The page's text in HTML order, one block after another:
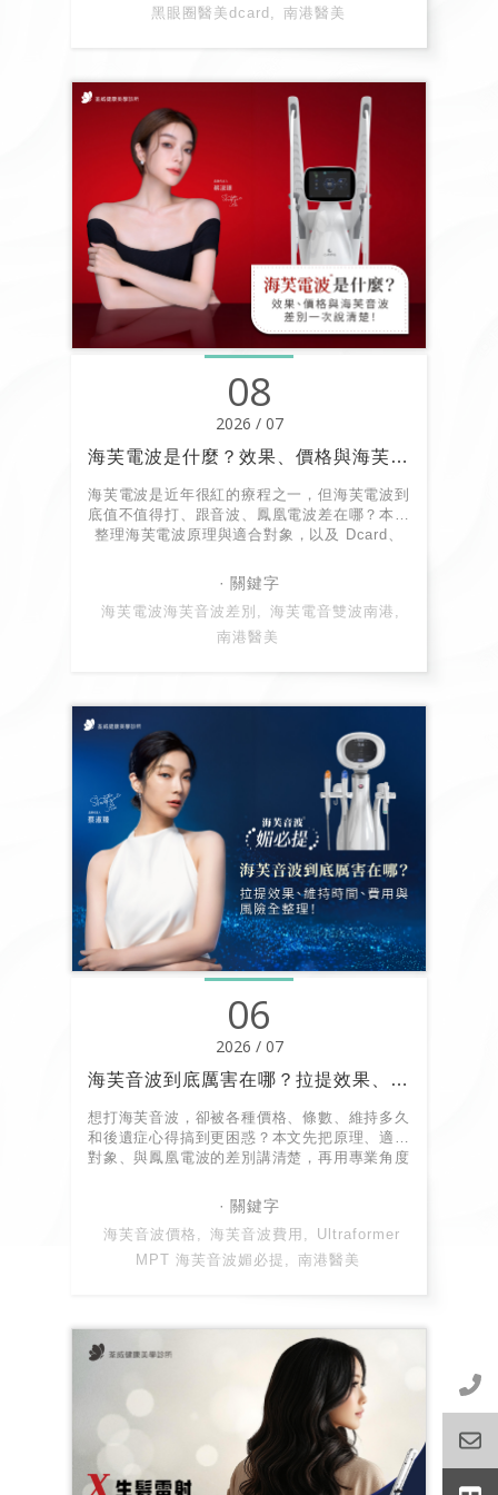
孝東路上的荃威診所指出，想要有效改善暗沉熊
療」。透過專業醫師評估的客製化雙機雷射療
黑眼圈醫美dcard
南港醫美
08
2026 / 07
海芙電波是什麼？效果、價格與海芙音波差別一次說清楚！
海芙電波是近年很紅的療程之一，但海芙電波到
底值不值得打、跟音波、鳳凰電波差在哪？本文
整理海芙電波原理與適合對象，以及 Dcard、
的資訊！
海芙電波海芙音波差別
海芙電音雙波南港
南港醫美
06
2026 / 07
海芙音波到底厲害在哪？拉提效果、維持時間、費用與風險全整理！
想打海芙音波，卻被各種價格、條數、維持多久
和後遺症心得搞到更困惑？本文先把原理、適合
對象、與鳳凰電波的差別講清楚，再用專業角度
資訊！
海芙音波價格 海芙音波費用
Ultraformer
MPT 海芙音波媚必提
南港醫美